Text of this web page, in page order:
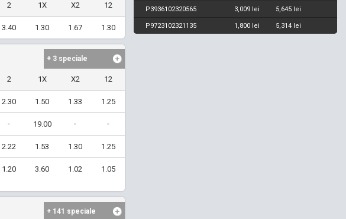
2 1X X2 12
3.40 1.30 1.67 1.30
+ 3 speciale
2 1X X2 12
2.30 1.50 1.33 1.25
- 19.00 - -
2.22 1.53 1.30 1.25
1.20 3.60 1.02 1.05
+ 141 speciale
P3936102320565 3,009 lei 5,645 lei
P9723102321135 1,800 lei 5,314 lei